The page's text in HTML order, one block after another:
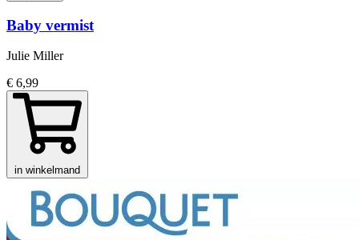
Baby vermist
Julie Miller
€ 6,99
in winkelmand